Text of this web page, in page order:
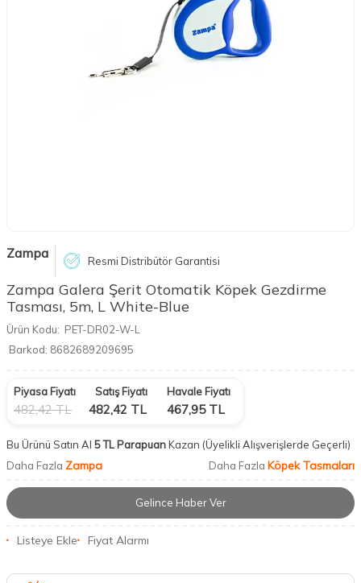
Zampa Resmi Distribütör Garantisi
Zampa Galera Şerit Otomatik Köpek Gezdirme
Tasması, 5m, L White-Blue
Ürün Kodu: PET-DR02-W-L
Barkod: 8682689209695
Piyasa Fiyatı
482,42TL
Satış Fiyatı
482,42 TL
Havale Fiyatı
467,95TL
Bu Ürünü Satın Al 5 TL ParapuanKazan (Üyelikli Alışverişlerde Geçerli)
Daha Fazla Zampa Daha Fazla Köpek Tasmaları
Gelince Haber Ver
Listeye Ekle Fiyat Alarmı